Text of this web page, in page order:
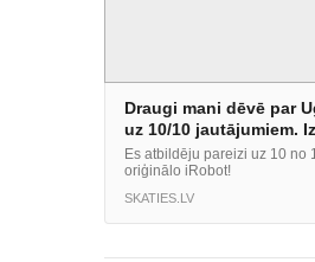
Draugi mani dēvē par
uz 10/10 jautājumiem.
Es atbildēju pareizi uz 10 no
oriģinālo iRobot!
SKATIES.LV